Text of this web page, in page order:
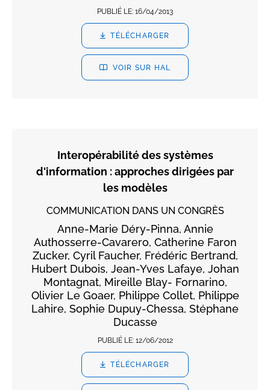
PUBLIÉ LE: 16/04/2013
TÉLÉCHARGER
VOIR SUR HAL
Interopérabilité des systèmes
d'information : approches dirigées par
les modèles
COMMUNICATION DANS UN CONGRÈS
Anne-Marie Déry-Pinna, Annie
Authosserre-Cavarero, Catherine Faron
Zucker, Cyril Faucher, Frédéric Bertrand,
Hubert Dubois, Jean-Yves Lafaye, Johan
Montagnat, Mireille Blay- Fornarino,
Olivier Le Goaer, Philippe Collet, Philippe
Lahire, Sophie Dupuy-Chessa, Stéphane
Ducasse
PUBLIÉ LE: 12/06/2012
TÉLÉCHARGER